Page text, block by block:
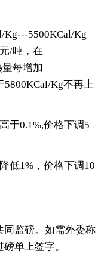
Kg---5500KCal/Kg
/吨，在
每增加
5800KCal/Kg不再上
于0.1%,价格下调5
低1%，价格下调10
同监磅。如需外委称
单上签字。